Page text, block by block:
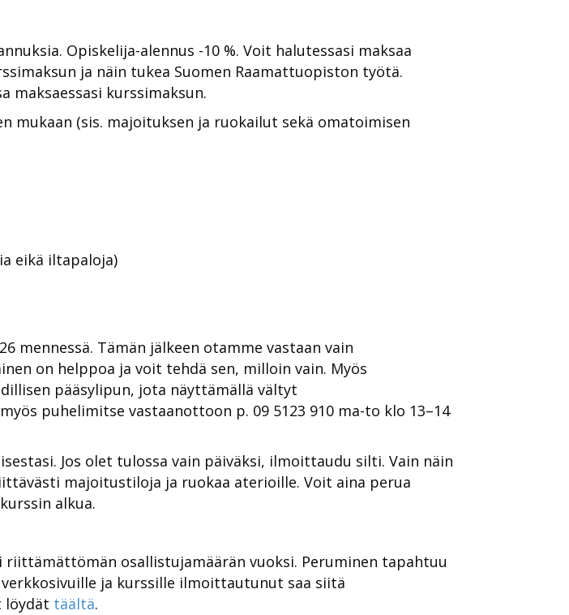
Opiskelija-alennus -10 %. Voit halutessasi maksaa
ja näin tukea Suomen Raamattuopiston työtä.
maksaessasi kurssimaksun.
mukaan (sis. majoituksen ja ruokailut sekä omatoimisen
eikä iltapaloja)
mennessä. Tämän jälkeen otamme vastaan vain
on helppoa ja voit tehdä sen, milloin vain. Myös
pääsylipun, jota näyttämällä vältyt
puhelimitse vastaanottoon p. 09 5123 910 ma-to klo 13–14
Jos olet tulossa vain päiväksi, ilmoittaudu silti. Vain näin
majoitustiloja ja ruokaa aterioille. Voit aina perua
alkua.
osallistujamäärän vuoksi. Peruminen tapahtuu
ja kurssille ilmoittautunut saa siitä
löydät täältä.